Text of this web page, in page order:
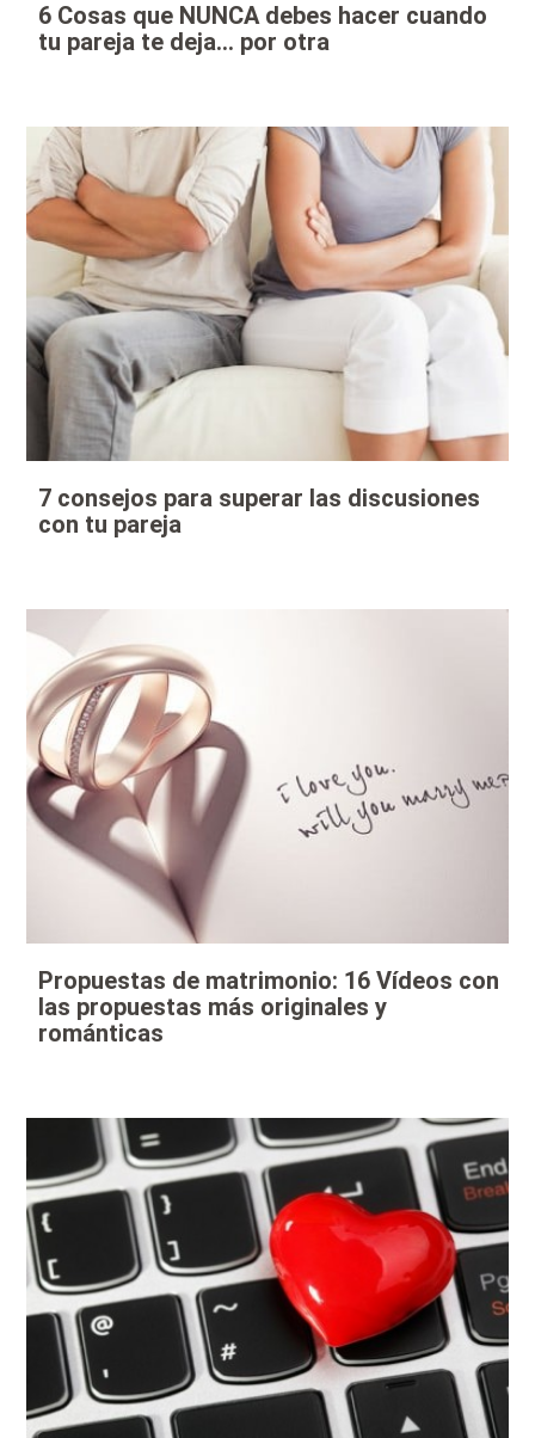
6 Cosas que NUNCA debes hacer cuando
tu pareja te deja… por otra
7 consejos para superar las discusiones
con tu pareja
Propuestas de matrimonio: 16 Vídeos con
las propuestas más originales y
románticas